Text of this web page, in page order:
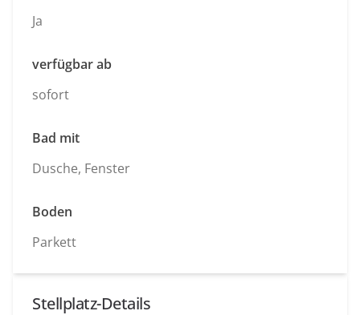
Ja
verfügbar ab
sofort
Bad mit
Dusche, Fenster
Boden
Parkett
Stellplatz-Details